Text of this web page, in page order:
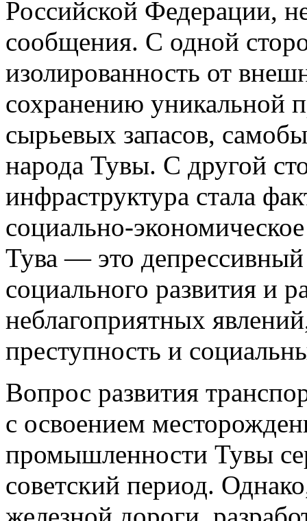
Российской Федерации,
сообщения. С одной
изолированность от
сохранению уникальной
сырьевых запасов,
народа Тувы. С другой
инфраструктура стала
социально-
Тува — это
социального развития и
неблагоприятных
преступность и
Вопрос развития
с освоением
промышленности Тувы
советский период.